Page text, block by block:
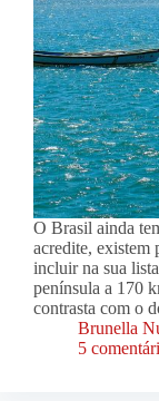
O Brasil ainda
acredite, existem
incluir na sua
península a 170
contrasta com o
Brunella
5